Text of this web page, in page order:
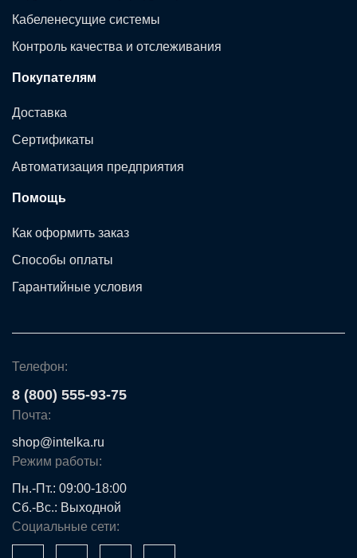
Кабеленесущие системы
Контроль качества и отслеживания
Покупателям
Доставка
Сертификаты
Автоматизация предприятия
Помощь
Как оформить заказ
Способы оплаты
Гарантийные условия
Телефон:
8 (800) 555-93-75
Почта:
shop@intelka.ru
Режим работы:
Пн.-Пт.: 09:00-18:00
Сб.-Вс.: Выходной
Социальные сети: